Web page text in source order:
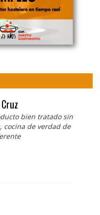
bien tratado sin
cocina de verdad de